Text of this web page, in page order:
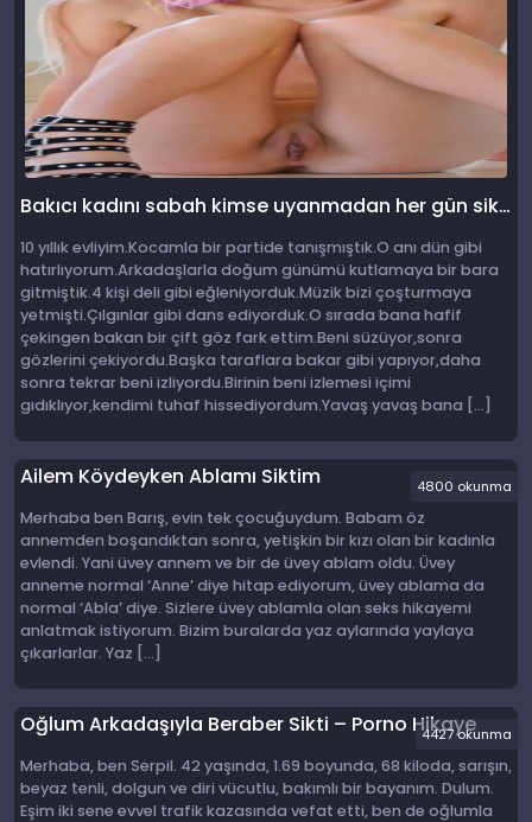
Bakıcı kadını sabah kimse uyanmadan her gün sikiyorum
10 yıllık evliyim.Kocamla bir partide tanışmıştık.O anı dün gibi
hatırlıyorum.Arkadaşlarla doğum günümü kutlamaya bir bara
gitmiştik.4 kişi deli gibi eğleniyorduk.Müzik bizi çoşturmaya
yetmişti.Çılgınlar gibi dans ediyorduk.O sırada bana hafif
çekingen bakan bir çift göz fark ettim.Beni süzüyor,sonra
gözlerini çekiyordu.Başka taraflara bakar gibi yapıyor,daha
sonra tekrar beni izliyordu.Birinin beni izlemesi içimi
gıdıklıyor,kendimi tuhaf hissediyordum.Yavaş yavaş bana […]
4800 okunma
Ailem Köydeyken Ablamı Siktim
Merhaba ben Barış, evin tek çocuğuydum. Babam öz
annemden boşandıktan sonra, yetişkin bir kızı olan bir kadınla
evlendi. Yani üvey annem ve bir de üvey ablam oldu. Üvey
anneme normal ‘Anne’ diye hitap ediyorum, üvey ablama da
normal ‘Abla’ diye. Sizlere üvey ablamla olan seks hikayemi
anlatmak istiyorum. Bizim buralarda yaz aylarında yaylaya
çıkarlarlar. Yaz […]
4427 okunma
Oğlum Arkadaşıyla Beraber Sikti – Porno Hikaye
Merhaba, ben Serpil. 42 yaşında, 1.69 boyunda, 68 kiloda, sarışın,
beyaz tenli, dolgun ve diri vücutlu, bakımlı bir bayanım. Dulum.
Eşim iki sene evvel trafik kazasında vefat etti, ben de oğlumla